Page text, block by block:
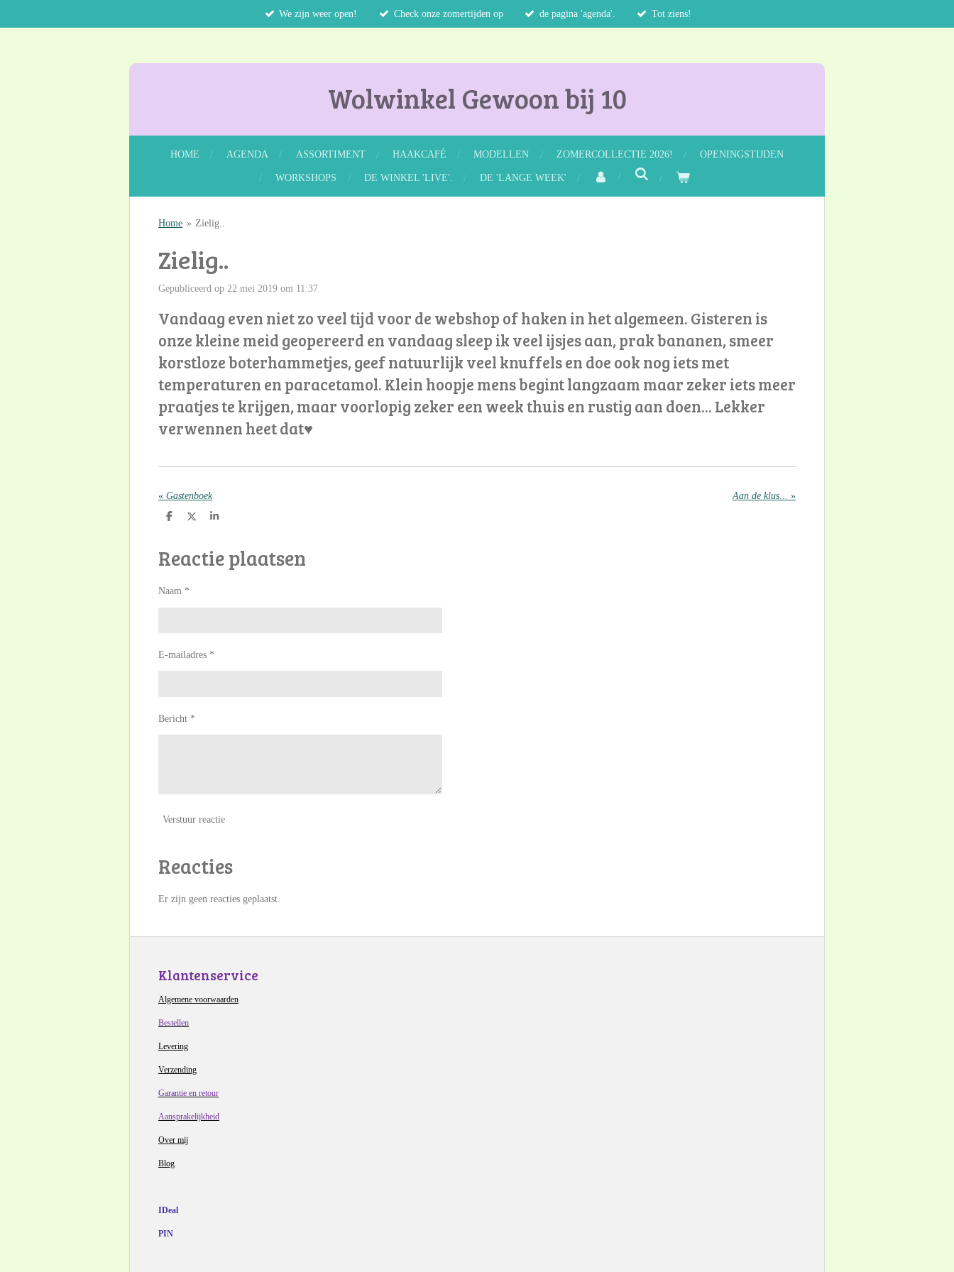
We zijn weer open! Check onze zomertijden op de pagina 'agenda'. Tot ziens!
Wolwinkel Gewoon bij 10
HOME AGENDA ASSORTIMENT HAAKCAFÉ MODELLEN ZOMERCOLLECTIE 2026! OPENINGSTIJDEN
WORKSHOPS DE WINKEL 'LIVE'. DE 'LANGE WEEK'
Home » Zielig..
Zielig..
Gepubliceerd op 22 mei 2019 om 11:37
Vandaag even niet zo veel tijd voor de webshop of haken in het algemeen. Gisteren is
onze kleine meid geopereerd en vandaag sleep ik veel ijsjes aan, prak bananen, smeer
korstloze boterhammetjes, geef natuurlijk veel knuffels en doe ook nog iets met
temperaturen en paracetamol. Klein hoopje mens begint langzaam maar zeker iets meer
praatjes te krijgen, maar voorlopig zeker een week thuis en rustig aan doen... Lekker
verwennen heet dat♥
« Gastenboek Aan de klus... »
D
n
D
S
e
Reactie plaatsen
Naam *
E-mailadres *
Bericht *
Verstuur reactie
Reacties
Er zijn geen reacties geplaatst.
Klantenservice
Algemene voorwaarden
Bestellen
Levering
Verzending
Garantie en retour
Aansprakelijkheid
Over mij
Blog
IDeal
PIN